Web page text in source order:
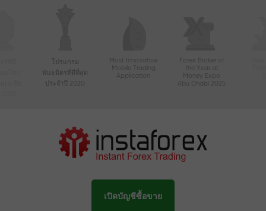
โปรแกรม
พันธมิตรที่ดีที่สุด
ประจำปี 2020
Most Innovative
Mobile Trading
Application
Forex Broker of
the Year at
Money Expo
Abu Dhabi 2025
เปิดบัญชีซื้อขาย